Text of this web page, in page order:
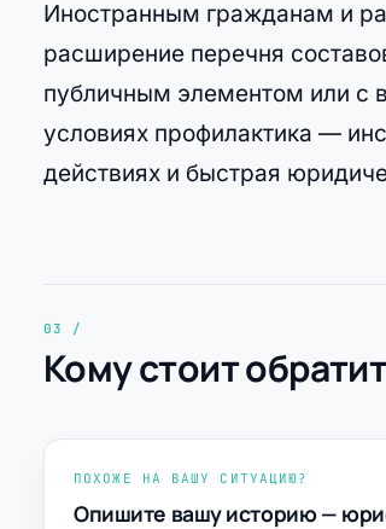
Иностранным гражданам и
расширение перечня
публичным элементом или с
условиях профилактика —
действиях и быстрая
Кому стоит
ПОХОЖЕ НА ВАШУ СИТУАЦИЮ?
Опишите вашу историю —